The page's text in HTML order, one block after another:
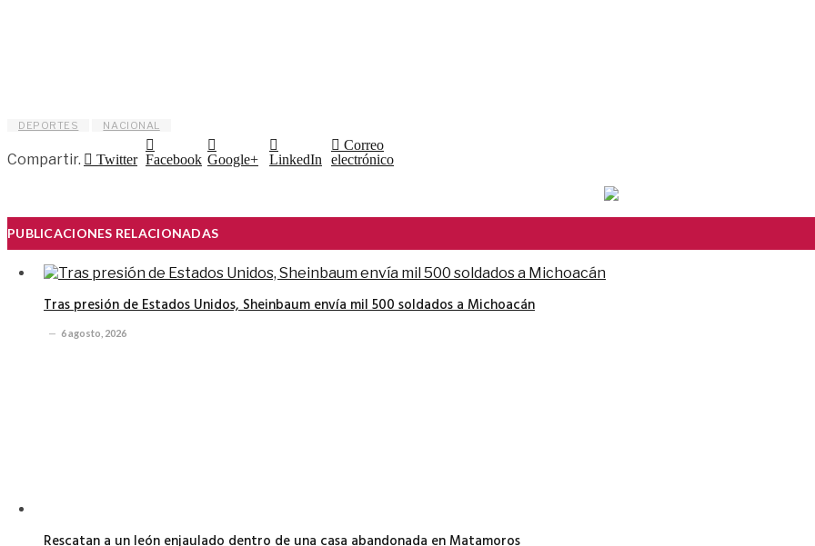
DEPORTES NACIONAL
Compartir. Twitter Facebook Google+ LinkedIn
Correo
electrónico
PUBLICACIONES RELACIONADAS
Tras presión de Estados Unidos, Sheinbaum envía mil 500 soldados a Michoacán
6 agosto, 2026